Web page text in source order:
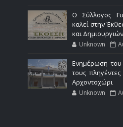
Ο Σύλλογος
καλεί στην
και Δημιουργιών
Unknown
Ενημέρωση
τους
Αρχοντοχώρι
Unknown